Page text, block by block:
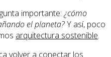
importante: ¿cómo
el planeta?Y así, poco
arquitectura sostenible.
volver a conectar los